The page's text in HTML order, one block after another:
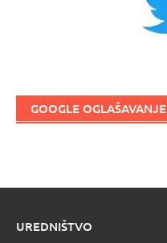
GOOGLE OGLAŠAVANJE
UREDNIŠTVO